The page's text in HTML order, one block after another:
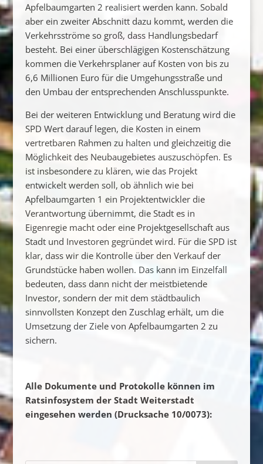
Apfelbaumgarten 2 realisiert werden kann. Sobald
aber ein zweiter Abschnitt dazu kommt, werden die
Verkehrsströme so groß, dass Handlungsbedarf
besteht. Bei einer überschlägigen Kostenschätzung
kommen die Verkehrsplaner auf Kosten von bis zu
6,6 Millionen Euro für die Umgehungsstraße und
den Umbau der entsprechenden Anschlusspunkte.
Bei der weiteren Entwicklung und Beratung wird die
SPD Wert darauf legen, die Kosten in einem
vertretbaren Rahmen zu halten und gleichzeitig die
Möglichkeit des Neubaugebietes auszuschöpfen. Es
ist insbesondere zu klären, wie das Projekt
entwickelt werden soll, ob ähnlich wie bei
Apfelbaumgarten 1 ein Projektentwickler die
Verantwortung übernimmt, die Stadt es in
Eigenregie macht oder eine Projektgesellschaft aus
Stadt und Investoren gegründet wird. Für die SPD ist
klar, dass wir die Kontrolle über den Verkauf der
Grundstücke haben wollen. Das kann im Einzelfall
bedeuten, dass dann nicht der meistbietende
Investor, sondern der mit dem städtbaulich
sinnvollsten Konzept den Zuschlag erhält, um die
Umsetzung der Ziele von Apfelbaumgarten 2 zu
sichern.
Alle Dokumente und Protokolle können im
Ratsinfosystem der Stadt Weiterstadt
eingesehen werden (Drucksache 10/0073):